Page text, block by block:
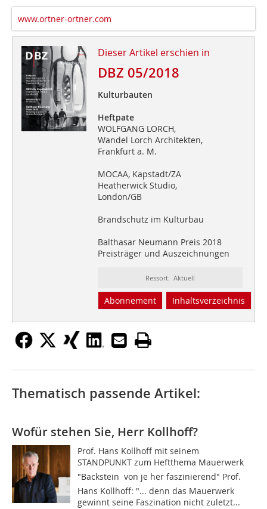
www.ortner-ortner.com
Dieser Artikel erschien in
DBZ 05/2018
Kulturbauten
Heftpate
WOLFGANG LORCH,
Wandel Lorch Architekten,
Frankfurt a. M.
MOCAA, Kapstadt/ZA
Heatherwick Studio,
London/GB
Brandschutz im Kulturbau
Balthasar Neumann Preis 2018
Preisträger und Auszeichnungen
Ressort: Aktuell
Abonnement Inhaltsverzeichnis
Thematisch passende Artikel:
Wofür stehen Sie, Herr Kollhoff?
Prof. Hans Kollhoff mit seinem
STANDPUNKT zum Heftthema Mauerwerk
"Backstein  von je her faszinierend" Prof.
Hans Kollhoff: "... denn das Mauerwerk
gewinnt seine Faszination nicht zuletzt...